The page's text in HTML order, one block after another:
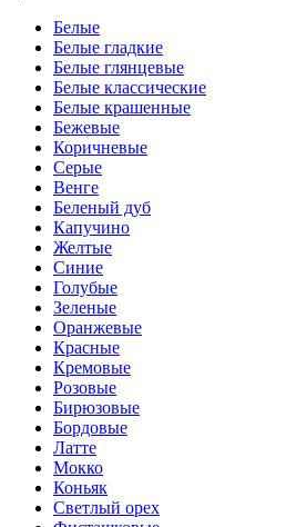
Белые
Белые гладкие
Белые глянцевые
Белые классические
Белые крашенные
Бежевые
Коричневые
Серые
Венге
Беленый дуб
Капучино
Желтые
Синие
Голубые
Зеленые
Оранжевые
Красные
Кремовые
Розовые
Бирюзовые
Бордовые
Латте
Мокко
Коньяк
Светлый орех